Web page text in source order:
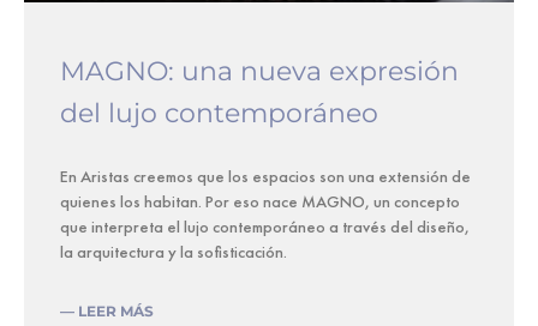
MAGNO: una nueva expresión
del lujo contemporáneo
En Aristas creemos que los espacios son una extensión de
quienes los habitan. Por eso nace MAGNO, un concepto
que interpreta el lujo contemporáneo a través del diseño,
la arquitectura y la sofisticación.
— LEER MÁS